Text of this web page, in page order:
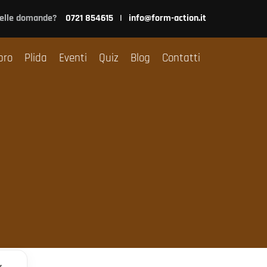
domande? 0721 854615 | info@form-action.it
Plida Eventi Quiz Blog Contatti
Libro Plida Eventi Blog